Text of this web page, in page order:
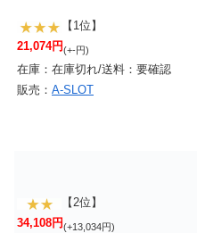
【1位】
21,074円(+-円)
在庫：在庫切れ/送料：要確認
販売： A-SLOT
【2位】
34,108円(+13,034円)